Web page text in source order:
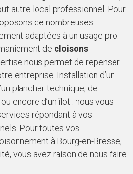
autre local professionnel. Pour
de nombreuses
adaptées à un usage pro.
de cloisons
nous permet de repenser
entreprise. Installation d’un
plancher technique, de
encore d’un îlot : nous vous
répondant à vos
Pour toutes vos
à Bourg-en-Bresse,
vous avez raison de nous faire